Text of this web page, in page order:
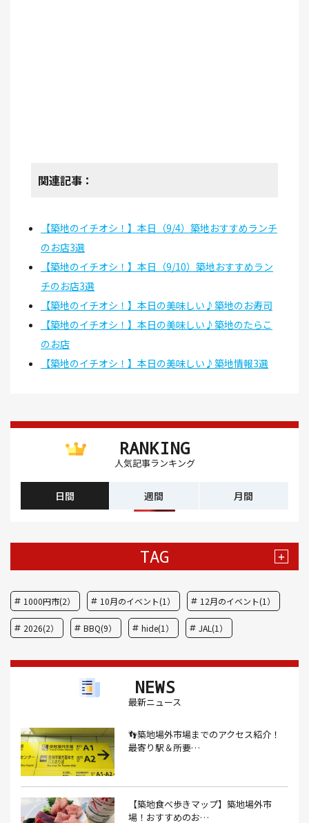
関連記事：
【築地のイチオシ！】本日（9/4）築地おすすめランチ
のお店3選
【築地のイチオシ！】本日（9/10）築地おすすめラン
チのお店3選
【築地のイチオシ！】本日の美味しい♪築地のお寿司
【築地のイチオシ！】本日の美味しい♪築地のたらこ
のお店
【築地のイチオシ！】本日の美味しい♪築地情報3選
RANKING
人気記事ランキング
日間 週間 月間
TAG +
1000円市(2） 10月のイベント(1） 12月のイベント(1）
2026(2） BBQ(9） hide(1） JAL(1）
アイスクリーム(1） アイスクリーム店(1）
アジフライ(1） アド街(3）
あなごめし(1） アパート探し(1） アルバイト(1）
アンテナショップ(1）
いくら(1） イタリアン(6） イタリアンバル(1）
イタリアンレストラン(1） イタリアン料理(4）
NEWS
最新ニュース
👣築地場外市場までのアクセス紹介！
最寄り駅＆所要…
【築地食べ歩きマップ】築地場外市
場！おすすめのお…